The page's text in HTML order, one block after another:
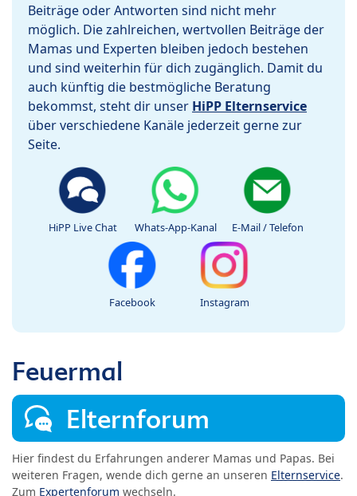
Beiträge oder Antworten sind nicht mehr
möglich. Die zahlreichen, wertvollen Beiträge der
Mamas und Experten bleiben jedoch bestehen
und sind weiterhin für dich zugänglich. Damit du
auch künftig die bestmögliche Beratung
bekommst, steht dir unser HiPP Elternservice
über verschiedene Kanäle jederzeit gerne zur
Seite.
HiPP Live Chat Whats-App-Kanal E-Mail / Telefon
Facebook Instagram
Feuermal
Elternforum
Hier findest du Erfahrungen anderer Mamas und Papas. Bei
weiteren Fragen, wende dich gerne an unseren Elternservice.
Zum Expertenforum wechseln.